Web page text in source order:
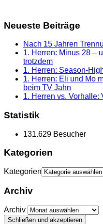
Neueste Beiträge
Nach 15 Jahren
1. Herren: Minus 28 –
trotzdem
1. Herren: Season-
1. Herren: Eli und Mo
beim TV Jahn
1. Herren vs. Vorhalle:
Statistik
131.629 Besucher
Kategorien
Kategorien
Archiv
Archiv